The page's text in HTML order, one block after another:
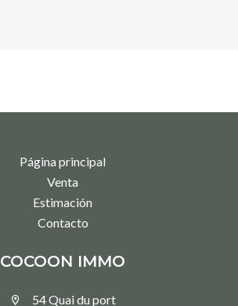
Página principal
Venta
Estimación
Contacto
COCOON IMMO
54 Quai du port